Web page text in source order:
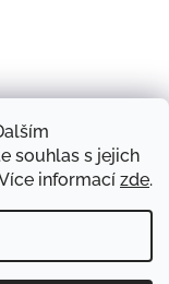
souhlas s jejich
informací zde.